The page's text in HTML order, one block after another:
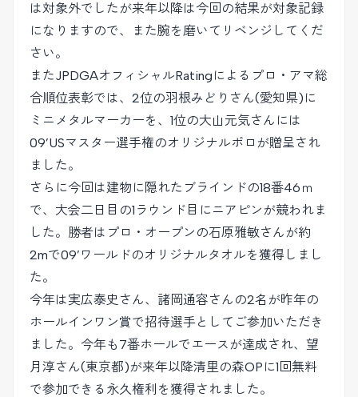
は対象外でしたが来年以降は今回の結果が対象記録
になりますので、また腕を磨いてリベンジしてくだ
さい。
またJPDGAオフィシャルRatingによるプロ・アマ総
合順位表彰では、2位の羽根みどりさん(愛知県)に
ミニメタルマーカーを、1位の大山元気さんには
09’USマスター選手権のオリジナルポロが贈呈され
ました。
さらに今回は建物に隠れたブラインドの18番46ｍ
で、大会二日目の1ラウンド目にニアピンが競われま
した。勝者はプロ・オープンの石原雅敏さんが約
2mで09’ワールドのオリジナルタオルを獲得しまし
た。
今年は実広泰史さん、諸岡通容さんの2名が昨年の
ホールインワン賞で招待選手としてご参加いただき
ました。今年も7番ホールでエースが達成され、望
月淳さん(東京都)が来年以降清里の森OPに1回無料
で参加できる永久権利を獲得されました。